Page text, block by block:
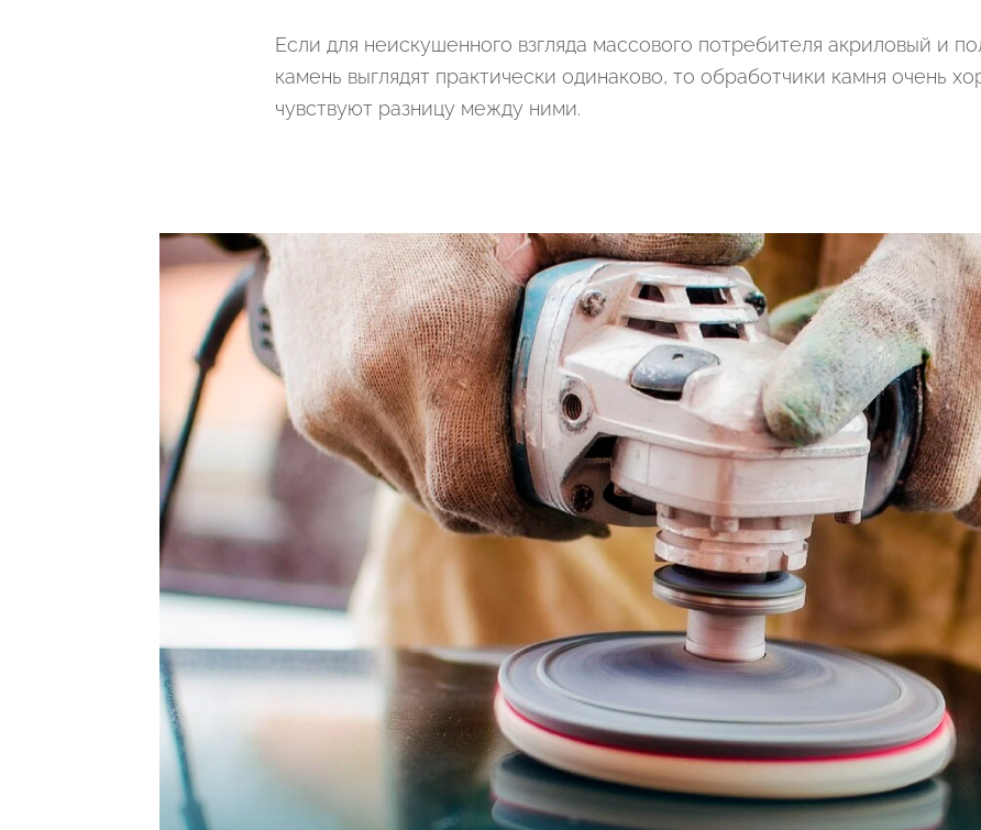
Если для неискушенного взгляда массового потребителя акриловый и
камень выглядят практически одинаково, то обработчики камня очень
чувствуют разницу между ними.
ОТПРАВИТЬ ЗАЯВКУ
Подтвердите, что вы не робот
ОТПРАВИТЬ ПРОЕКТ
Подтвердите, что вы не робот
ОТПРАВИТЬ